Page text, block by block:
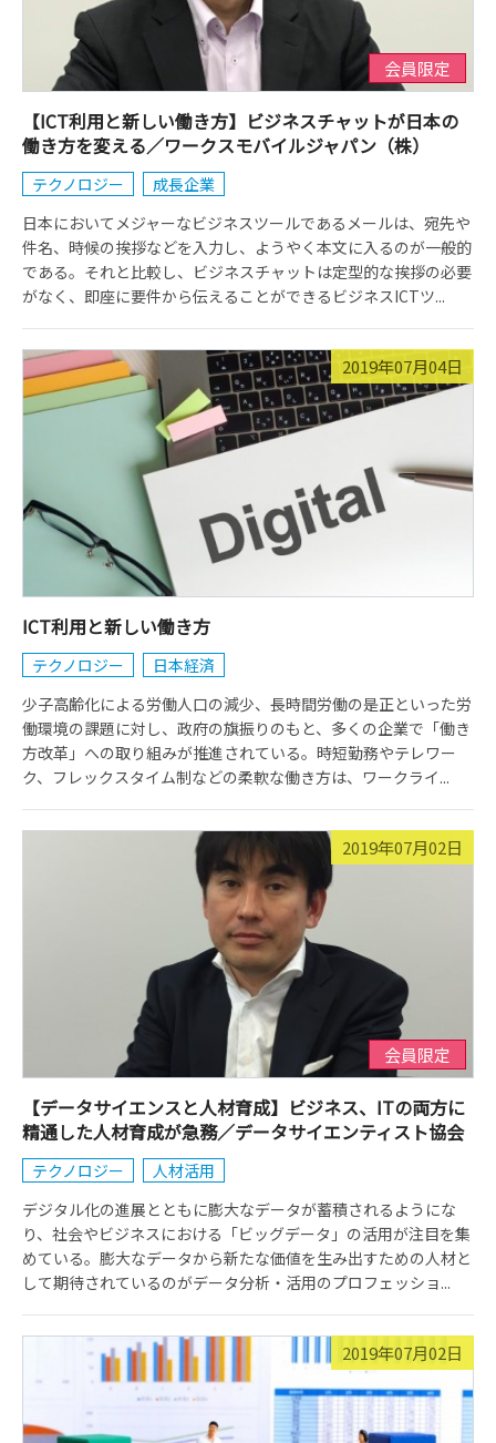
会員限定
【ICT利用と新しい働き方】ビジネスチャットが日本の
働き方を変える／ワークスモバイルジャパン（株）
テクノロジー
成長企業
日本においてメジャーなビジネスツールであるメールは、宛先や
件名、時候の挨拶などを入力し、ようやく本文に入るのが一般的
である。それと比較し、ビジネスチャットは定型的な挨拶の必要
がなく、即座に要件から伝えることができるビジネスICTツ...
2019年07月04日
ICT利用と新しい働き方
テクノロジー
日本経済
少子高齢化による労働人口の減少、長時間労働の是正といった労
働環境の課題に対し、政府の旗振りのもと、多くの企業で「働き
方改革」への取り組みが推進されている。時短勤務やテレワー
ク、フレックスタイム制などの柔軟な働き方は、ワークライ...
2019年07月02日
会員限定
【データサイエンスと人材育成】ビジネス、ITの両方に
精通した人材育成が急務／データサイエンティスト協会
テクノロジー
人材活用
デジタル化の進展とともに膨大なデータが蓄積されるようにな
り、社会やビジネスにおける「ビッグデータ」の活用が注目を集
めている。膨大なデータから新たな価値を生み出すための人材と
して期待されているのがデータ分析・活用のプロフェッショ...
2019年07月02日